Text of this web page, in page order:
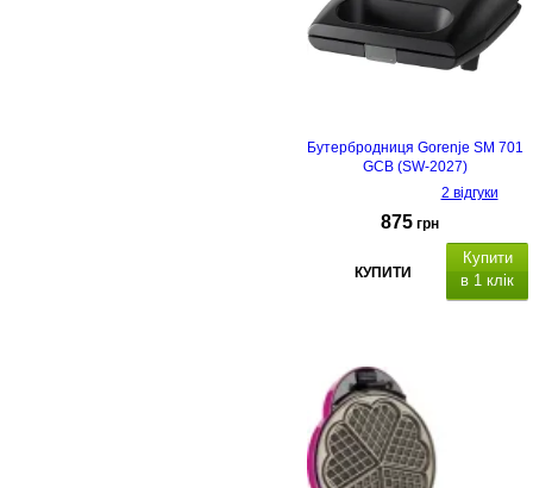
Бутербродниця Gorenje SM 701
GCB (SW-2027)
2 відгуки
875 грн
КУПИТИ
Купити
в 1 клік